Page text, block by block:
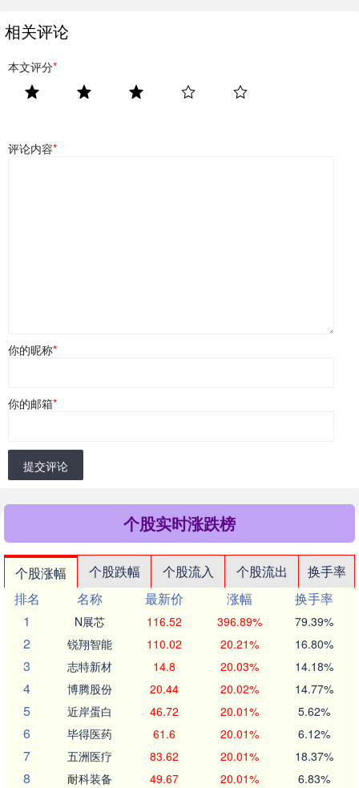
相关评论
本文评分*
评论内容*
你的昵称*
你的邮箱*
提交评论
个股实时涨跌榜
个股涨幅 个股跌幅 个股流入 个股流出
换手率
排名
名称 最新价 涨幅
换手率
1
N展芯 116.52 396.89% 79.39%
2 锐翔智能 110.02 20.21% 16.80%
3 志特新材 14.8 20.03% 14.18%
4 博腾股份 20.44 20.02% 14.77%
5 近岸蛋白 46.72 20.01% 5.62%
6 毕得医药 61.6 20.01% 6.12%
7 五洲医疗 83.62 20.01% 18.37%
8 耐科装备 49.67 20.01% 6.83%